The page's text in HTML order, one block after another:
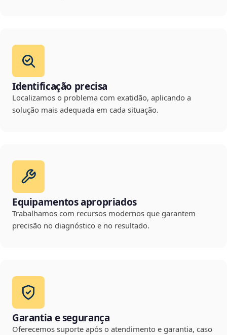
Identificação precisa
Localizamos o problema com exatidão, aplicando a
solução mais adequada em cada situação.
Equipamentos apropriados
Trabalhamos com recursos modernos que garantem
precisão no diagnóstico e no resultado.
Garantia e segurança
Oferecemos suporte após o atendimento e garantia, caso